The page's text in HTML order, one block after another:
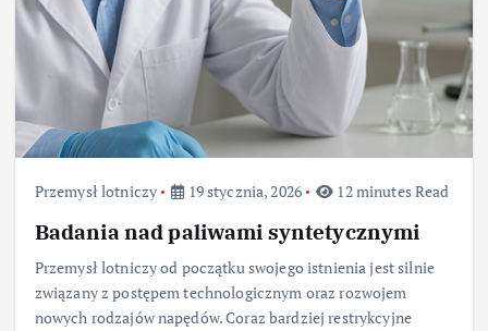
Przemysł lotniczy 19 stycznia, 2026 12 minutes Read
Badania nad paliwami syntetycznymi
Przemysł lotniczy od początku swojego istnienia jest silnie
związany z postępem technologicznym oraz rozwojem
nowych rodzajów napędów. Coraz bardziej restrykcyjne